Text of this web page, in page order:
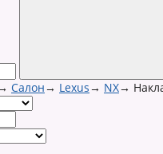
Салон→ Lexus→ NX→